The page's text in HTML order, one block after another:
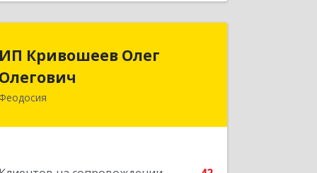
ИП Кривошеев Олег
Олегович
Олегович